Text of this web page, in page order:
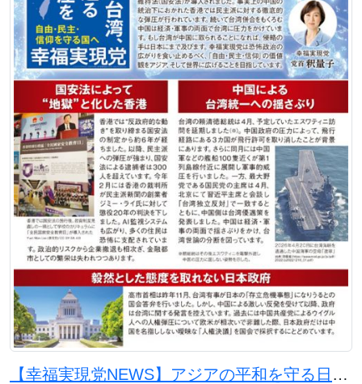
【幸福実現党NEWS】アジアの平和を守る日本の使命